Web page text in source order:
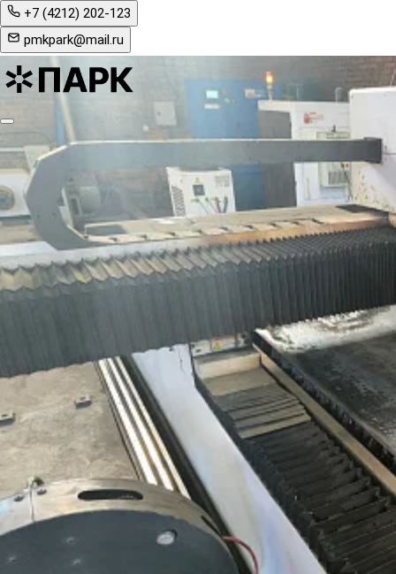
+7 (4212) 202-123
pmkpark@mail.ru